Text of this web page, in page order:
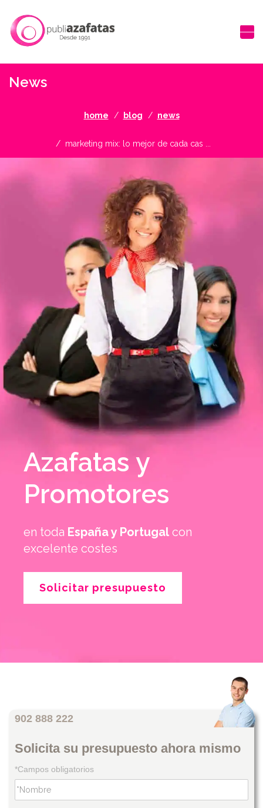
News
home blog news
marketing mix: lo mejor de cada cas ...
Azafatas y
Promotores
en toda España y Portugal con
excelente costes
Solicitar presupuesto
902 888 222
Solicita su presupuesto ahora mismo
*Campos obligatorios